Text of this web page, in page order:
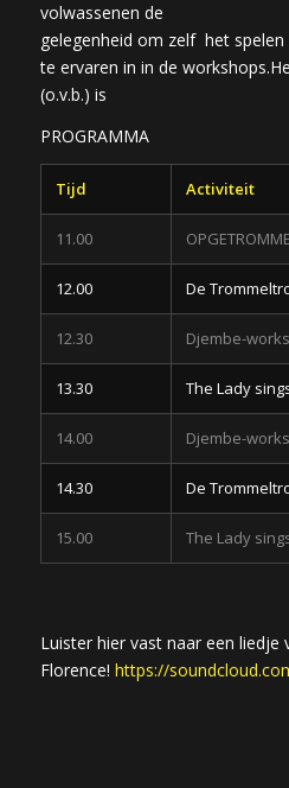
volwassenen de
gelegenheid om zelf het
te ervaren in in de
(o.v.b.) is
PROGRAMMA
Tijd Activiteit
11.00
12.00 De
12.30 Djembe-
13.30 The Lady
14.00 Djembe-
14.30 De
15.00 The Lady
Luister hier vast naar een liedje
Florence! https://